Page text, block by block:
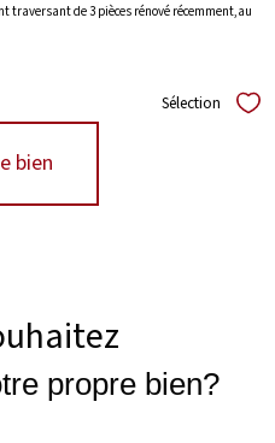
traversant de 3 pièces rénové récemment,au
Sélection
bien
propre bien?